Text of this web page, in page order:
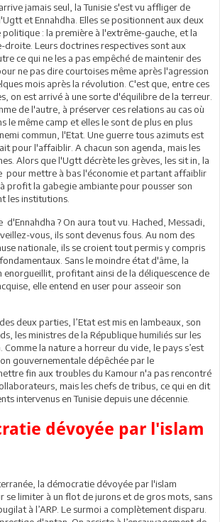
jamais seul, la Tunisie s'est vu affliger de
et Ennahdha. Elles se positionnent aux deux
: la première à l'extrême-gauche, et la
droite. Leurs doctrines respectives sont aux
ce qui ne les a pas empêché de maintenir des
ne pas dire courtoises même après l'agression
mois après la révolution. C'est que, entre ces
on est arrivé à une sorte d'équilibre de la terreur.
de l'autre, à préserver ces relations au cas où
le même camp et elles le sont de plus en plus
commun, l'Etat. Une guerre tous azimuts est
pour l'affaiblir. A chacun son agenda, mais les
Alors que l'Ugtt décrète les grèves, les sit in, la
pour mettre à bas l'économie et partant affaiblir
profit la gabegie ambiante pour pousser son
les institutions.
? On aura tout vu. Hached, Messadi,
vous, ils sont devenus fous. Au nom des
nationale, ils se croient tout permis y compris
Sans le moindre état d'âme, la
enorgueillit, profitant ainsi de la déliquescence de
elle entend en user pour asseoir son
deux parties, l’Etat est mis en lambeaux, son
les ministres de la République humiliés sur les
la nature a horreur du vide, le pays s’est
gouvernementale dépêchée par le
fin aux troubles du Kamour n'a pas rencontré
mais les chefs de tribus, ce qui en dit
intervenus en Tunisie depuis une décennie.
dévoyée par l'islam
la démocratie dévoyée par l'islam
limiter à un flot de jurons et de gros mots, sans
à l’ARP. Le surmoi a complètement disparu.